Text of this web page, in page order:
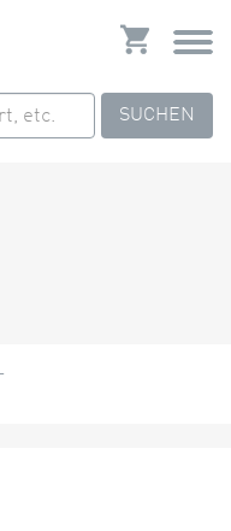
SUCHEN